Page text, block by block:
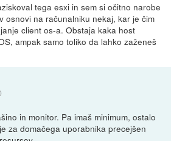
tega esxi in sem si očitno narobe
osnovi na računalniku nekaj, kar je čim
client os-a. Obstaja kaka host
ampak samo toliko da lahko zaženeš
in monitor. Pa imaš minimum, ostalo
za domačega uporabnika precejšen